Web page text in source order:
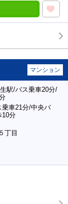
マンション
駅/バス乗車20分/
乗車21分/中央バ
10分
丁目